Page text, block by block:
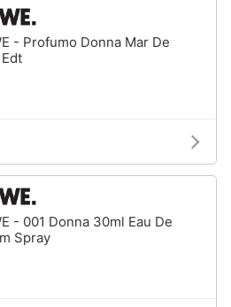
- Profumo Donna Mar De
- 001 Donna 30ml Eau De
Spray